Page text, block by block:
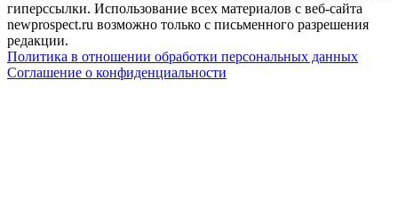
гиперссылки. Использование всех материалов с веб-сайта
newprospect.ru возможно только с письменного разрешения
редакции.
Политика в отношении обработки персональных данных
Соглашение о конфиденциальности